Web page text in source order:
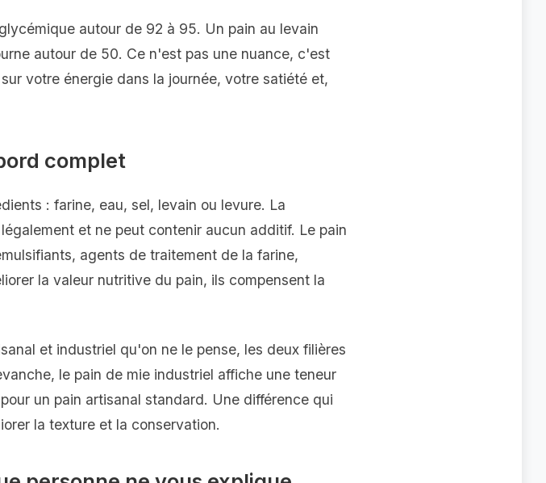
autour de 92 à 95. Un pain au levain
autour de 50. Ce n'est pas une nuance, c'est
votre énergie dans la journée, votre satiété et,
complet
: farine, eau, sel, levain ou levure. La
et ne peut contenir aucun additif. Le pain
agents de traitement de la farine,
la valeur nutritive du pain, ils compensent la
et industriel qu'on ne le pense, les deux filières
le pain de mie industriel affiche une teneur
un pain artisanal standard. Une différence qui
la texture et la conservation.